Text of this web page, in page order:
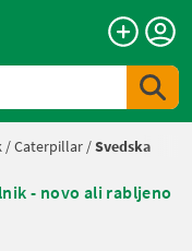
/Caterpillar /Svedska
- novo ali rabljeno